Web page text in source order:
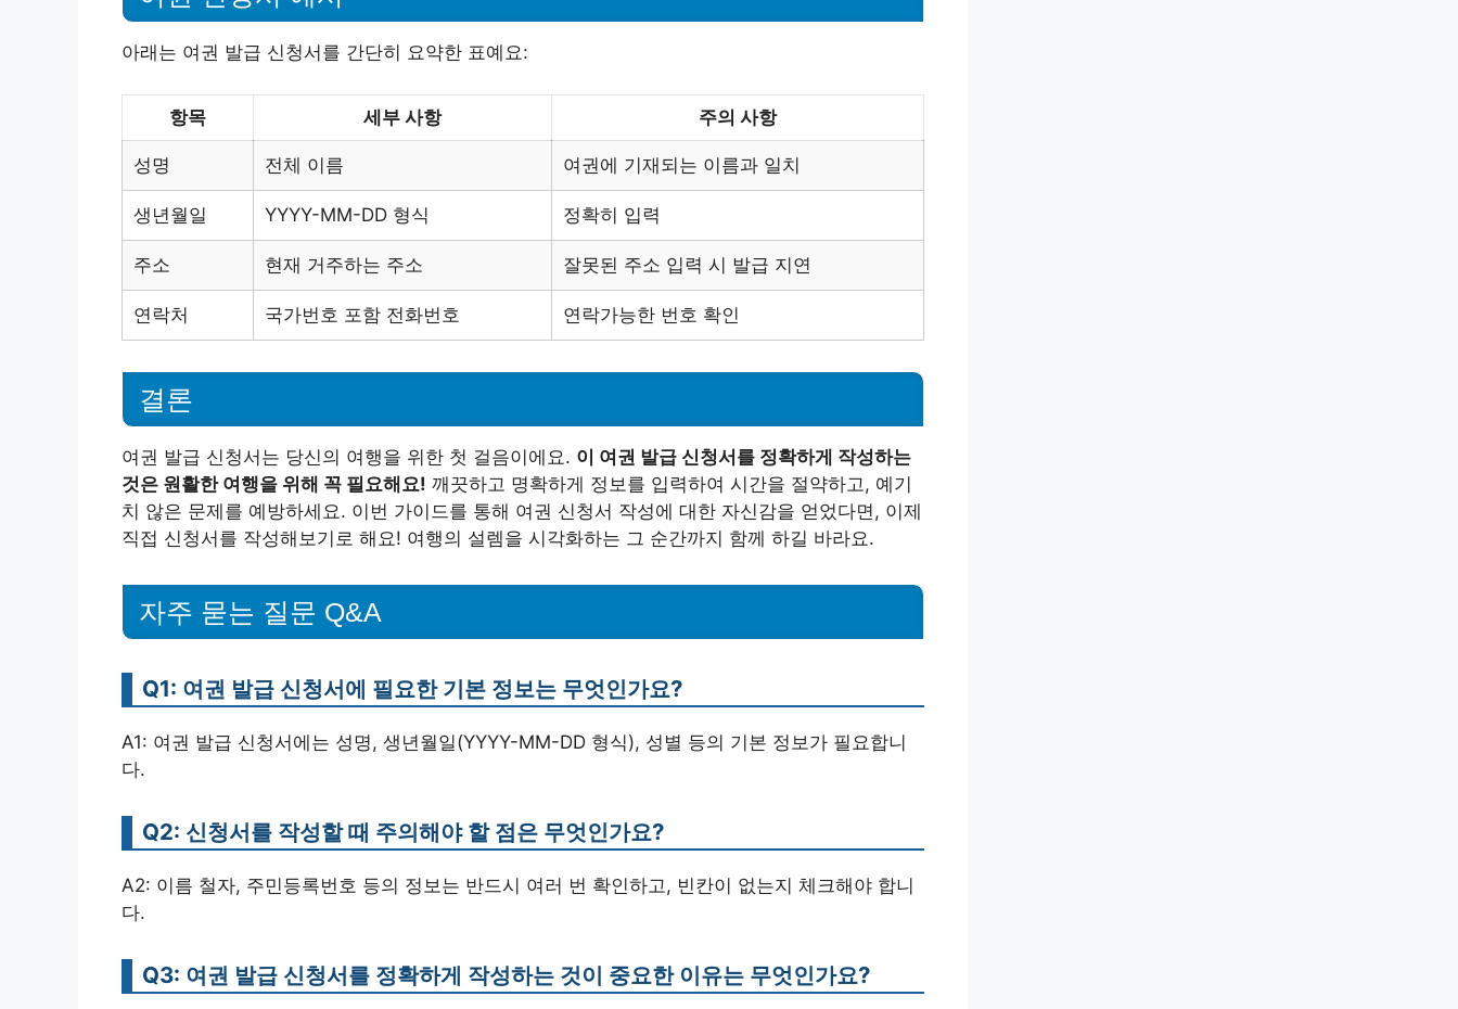
아래는 여권 발급 신청서를 간단히 요약한 표예요:
항목 세부 사항 주의 사항
성명 전체 이름 여권에 기재되는 이름과 일치
생년월일 YYYY-MM-DD 형식 정확히 입력
주소 현재 거주하는 주소 잘못된 주소 입력 시 발급 지연
연락처 국가번호 포함 전화번호 연락가능한 번호 확인
결론
여권 발급 신청서는 당신의 여행을 위한 첫 걸음이에요. 이 여권 발급 신청서를 정확하게 작성하는
것은 원활한 여행을 위해 꼭 필요해요! 깨끗하고 명확하게 정보를 입력하여 시간을 절약하고, 예기
치 않은 문제를 예방하세요. 이번 가이드를 통해 여권 신청서 작성에 대한 자신감을 얻었다면, 이제
직접 신청서를 작성해보기로 해요! 여행의 설렘을 시각화하는 그 순간까지 함께 하길 바라요.
자주 묻는 질문 Q&A
Q1: 여권 발급 신청서에 필요한 기본 정보는 무엇인가요?
A1: 여권 발급 신청서에는 성명, 생년월일(YYYY-MM-DD 형식), 성별 등의 기본 정보가 필요합니
다.
Q2: 신청서를 작성할 때 주의해야 할 점은 무엇인가요?
A2: 이름 철자, 주민등록번호 등의 정보는 반드시 여러 번 확인하고, 빈칸이 없는지 체크해야 합니
다.
Q3: 여권 발급 신청서를 정확하게 작성하는 것이 중요한 이유는 무엇인가요?